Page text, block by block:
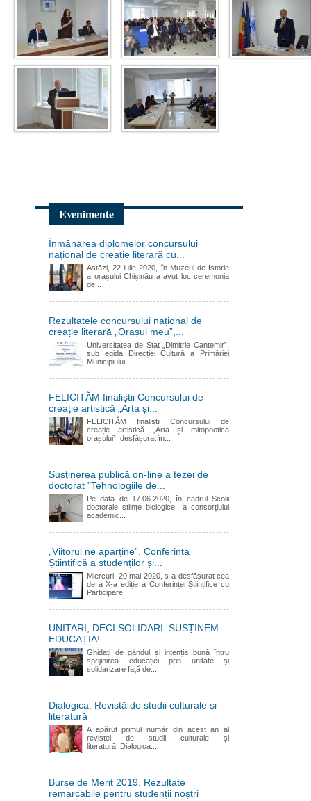
Evenimente
Înmânarea diplomelor concursului
național de creație literară cu...
Astăzi, 22 iulie 2020, în Muzeul de Istorie
a orașului Chișinău a avut loc ceremonia
de...
Rezultatele concursului național de
creație literară „Orașul meu”,...
Universitatea de Stat „Dimitrie Cantemir”,
sub egida Direcției Cultură a Primăriei
Municipiului...
FELICITĂM finaliștii Concursului de
creație artistică „Arta și...
FELICITĂM finaliștii Concursului de
creație artistică „Arta și mitopoetica
orașului”, desfășurat în...
Susținerea publică on-line a tezei de
doctorat "Tehnologiile de...
Pe data de 17.06.2020, în cadrul Scolii
doctorale științe biologice a consorțiului
academic...
„Viitorul ne aparține”, Conferința
Științifică a studenților și...
Miercuri, 20 mai 2020, s-a desfășurat cea
de a X-a ediție a Conferinței Științifice cu
Participare...
UNITARI, DECI SOLIDARI. SUSȚINEM
EDUCAȚIA!
Ghidați de gândul și intenția bună întru
sprijinirea educației prin unitate și
solidarizare față de...
Dialogica. Revistă de studii culturale și
literatură
A apărut primul număr din acest an al
revistei de studii culturale și
literatură, Dialogica...
Burse de Merit 2019. Rezultate
remarcabile pentru studenții noștri